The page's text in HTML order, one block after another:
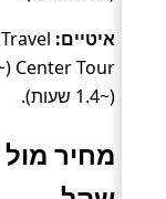
איטיים:
(~1.4 שעות).
מחיר